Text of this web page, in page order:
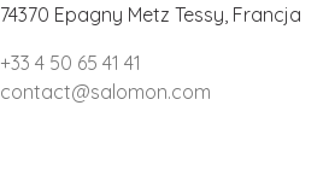
74370 Epagny Metz Tessy, Francja
+33 4 50 65 41 41
contact@salomon.com